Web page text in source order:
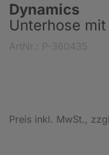
Dynamics
Unterhose
Preis inkl. MwSt.,